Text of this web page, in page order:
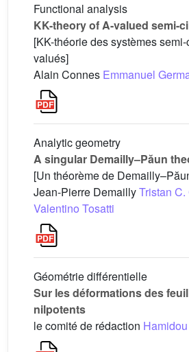
Functional analysis
KK-theory of A-valued semi-
[KK-théorie des systèmes
valués]
Alain Connes Emmanuel
Analytic geometry
A singular Demailly–Păun
[Un théorème de
Jean-Pierre DemaillyTristan
Valentino Tosatti
Géométrie différentielle
Sur les déformations des
nilpotents
le comité de rédaction